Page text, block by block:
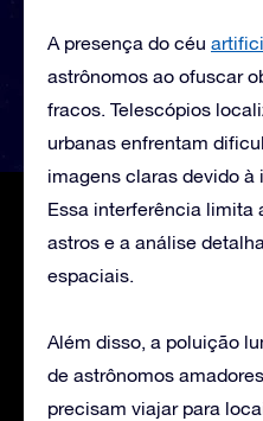
A presença do céu
astrônomos ao ofuscar
fracos. Telescópios
urbanas enfrentam
imagens claras devido
Essa interferência limita
astros e a análise
espaciais.
Além disso, a poluição
de astrônomos
precisam viajar para